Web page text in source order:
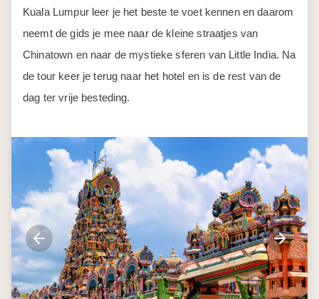
Kuala Lumpur leer je het beste te voet kennen en daarom
neemt de gids je mee naar de kleine straatjes van
Chinatown en naar de mystieke sferen van Little India. Na
de tour keer je terug naar het hotel en is de rest van de
dag ter vrije besteding.